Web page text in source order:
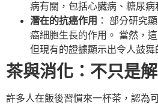
病有關，包括心臟病、糖尿病
潛在的抗癌作用 ： 部分研究
癌細胞生長的作用。 當然，
但現有的證據顯示出令人鼓舞
茶與消化：不只是
許多人在飯後習慣來一杯茶，認為